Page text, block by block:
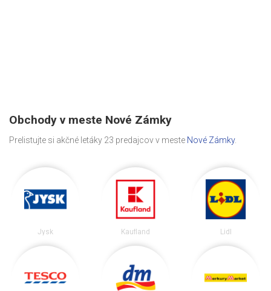
Obchody v meste Nové Zámky
Prelistujte si akčné letáky 23 predajcov v meste Nové Zámky.
Jysk Kaufland Lidl